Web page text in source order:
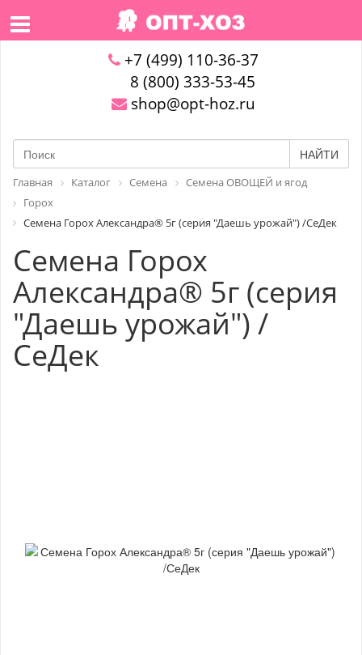
+7 (499) 110-36-37
8 (800) 333-53-45
shop@opt-hoz.ru
НАЙТИ
Главная Каталог Семена
Семена ОВОЩЕЙ и ягод
Горох
Семена Горох Александра® 5г (серия "Даешь урожай") /СеДек
Семена Горох
Александра® 5г (серия
"Даешь урожай") /
СеДек